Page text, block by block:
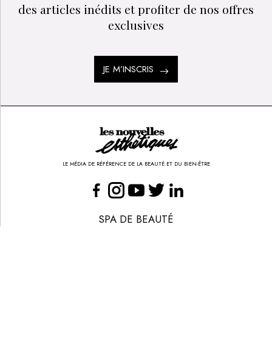
des articles inédits et profiter de nos offres
exclusives
JE M’INSCRIS
LE MÉDIA DE RÉFÉRENCE DE LA BEAUTÉ ET DU BIEN-ÊTRE
SPA DE BEAUTÉ